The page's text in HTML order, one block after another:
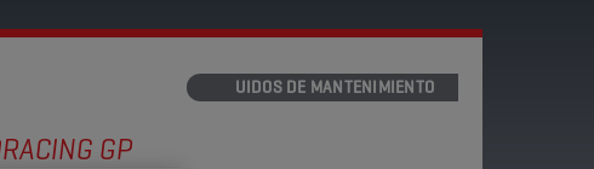
LÍQUIDOS DE MANTENIMIENTO
GP